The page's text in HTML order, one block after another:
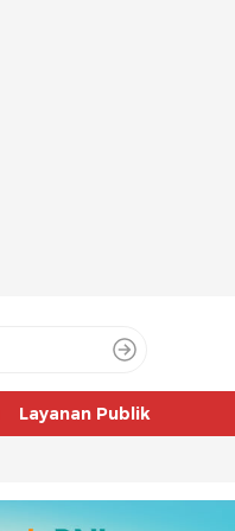
Layanan Publik